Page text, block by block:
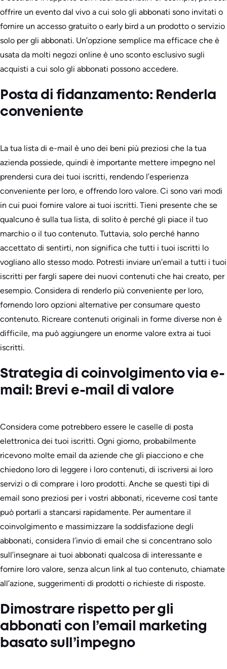
offrire un evento dal vivo a cui solo gli abbonati sono invitati o
fornire un accesso gratuito o early bird a un prodotto o servizio
solo per gli abbonati. Un’opzione semplice ma efficace che è
usata da molti negozi online è uno sconto esclusivo sugli
acquisti a cui solo gli abbonati possono accedere.
Posta di fidanzamento: Renderla
conveniente
La tua lista di e-mail è uno dei beni più preziosi che la tua
azienda possiede, quindi è importante mettere impegno nel
prendersi cura dei tuoi iscritti, rendendo l’esperienza
conveniente per loro, e offrendo loro valore. Ci sono vari modi
in cui puoi fornire valore ai tuoi iscritti. Tieni presente che se
qualcuno è sulla tua lista, di solito è perché gli piace il tuo
marchio o il tuo contenuto. Tuttavia, solo perché hanno
accettato di sentirti, non significa che tutti i tuoi iscritti lo
vogliano allo stesso modo. Potresti inviare un’email a tutti i tuoi
iscritti per fargli sapere dei nuovi contenuti che hai creato, per
esempio. Considera di renderlo più conveniente per loro,
fornendo loro opzioni alternative per consumare questo
contenuto. Ricreare contenuti originali in forme diverse non è
difficile, ma può aggiungere un enorme valore extra ai tuoi
iscritti.
Strategia di coinvolgimento via e-
mail: Brevi e-mail di valore
Considera come potrebbero essere le caselle di posta
elettronica dei tuoi iscritti. Ogni giorno, probabilmente
ricevono molte email da aziende che gli piacciono e che
chiedono loro di leggere i loro contenuti, di iscriversi ai loro
servizi o di comprare i loro prodotti. Anche se questi tipi di
email sono preziosi per i vostri abbonati, riceverne così tante
può portarli a stancarsi rapidamente. Per aumentare il
coinvolgimento e massimizzare la soddisfazione degli
abbonati, considera l’invio di email che si concentrano solo
sull’insegnare ai tuoi abbonati qualcosa di interessante e
fornire loro valore, senza alcun link al tuo contenuto, chiamate
all’azione, suggerimenti di prodotti o richieste di risposte.
Dimostrare rispetto per gli
abbonati con l’email marketing
basato sull’impegno